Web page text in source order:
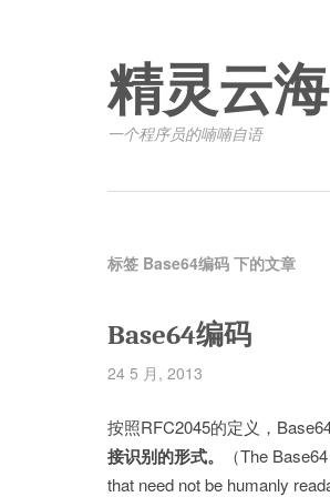
精灵云海
一个程序员的喃喃自语
标签 Base64编码 下的文章
Base64编码
24 5 月, 2013
按照RFC2045的定义，
接识别的形式。
（The
that need not be humanly